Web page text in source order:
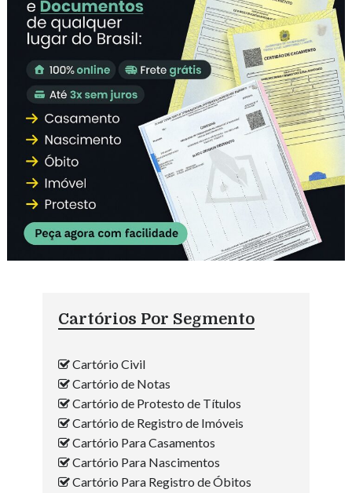
Cartórios Por Segmento
Cartório Civil
Cartório de Notas
Cartório de Protesto de Títulos
Cartório de Registro de Imóveis
Cartório Para Casamentos
Cartório Para Nascimentos
Cartório Para Registro de Óbitos